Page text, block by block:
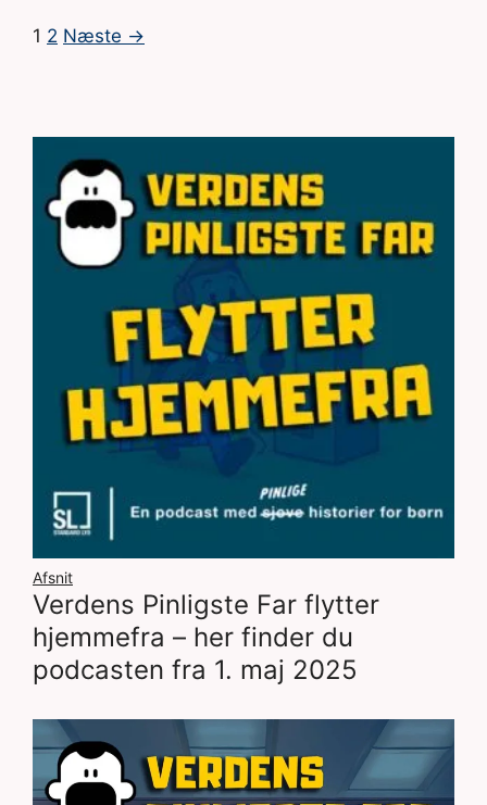
Side
1 Side
2 Næste →
Afsnit
Verdens Pinligste Far flytter
hjemmefra – her finder du
podcasten fra 1. maj 2025